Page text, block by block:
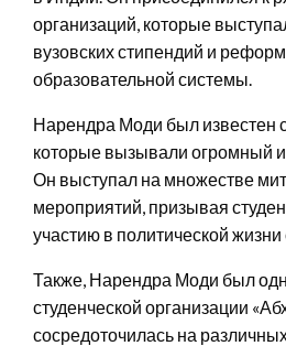
организаций, которые
вузовских стипендий и
образовательной системы.
Нарендра Моди был известен
которые вызывали огромный
Он выступал на множестве
мероприятий, призывая
участию в политической
Также, Нарендра Моди был
студенческой организации
сосредоточилась на